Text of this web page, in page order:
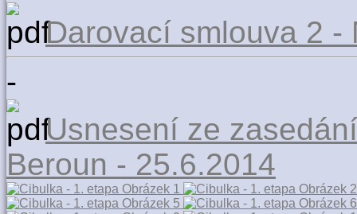
Darovací smlouva 2 -
-
Usnesení ze
Beroun - 25.6.2014